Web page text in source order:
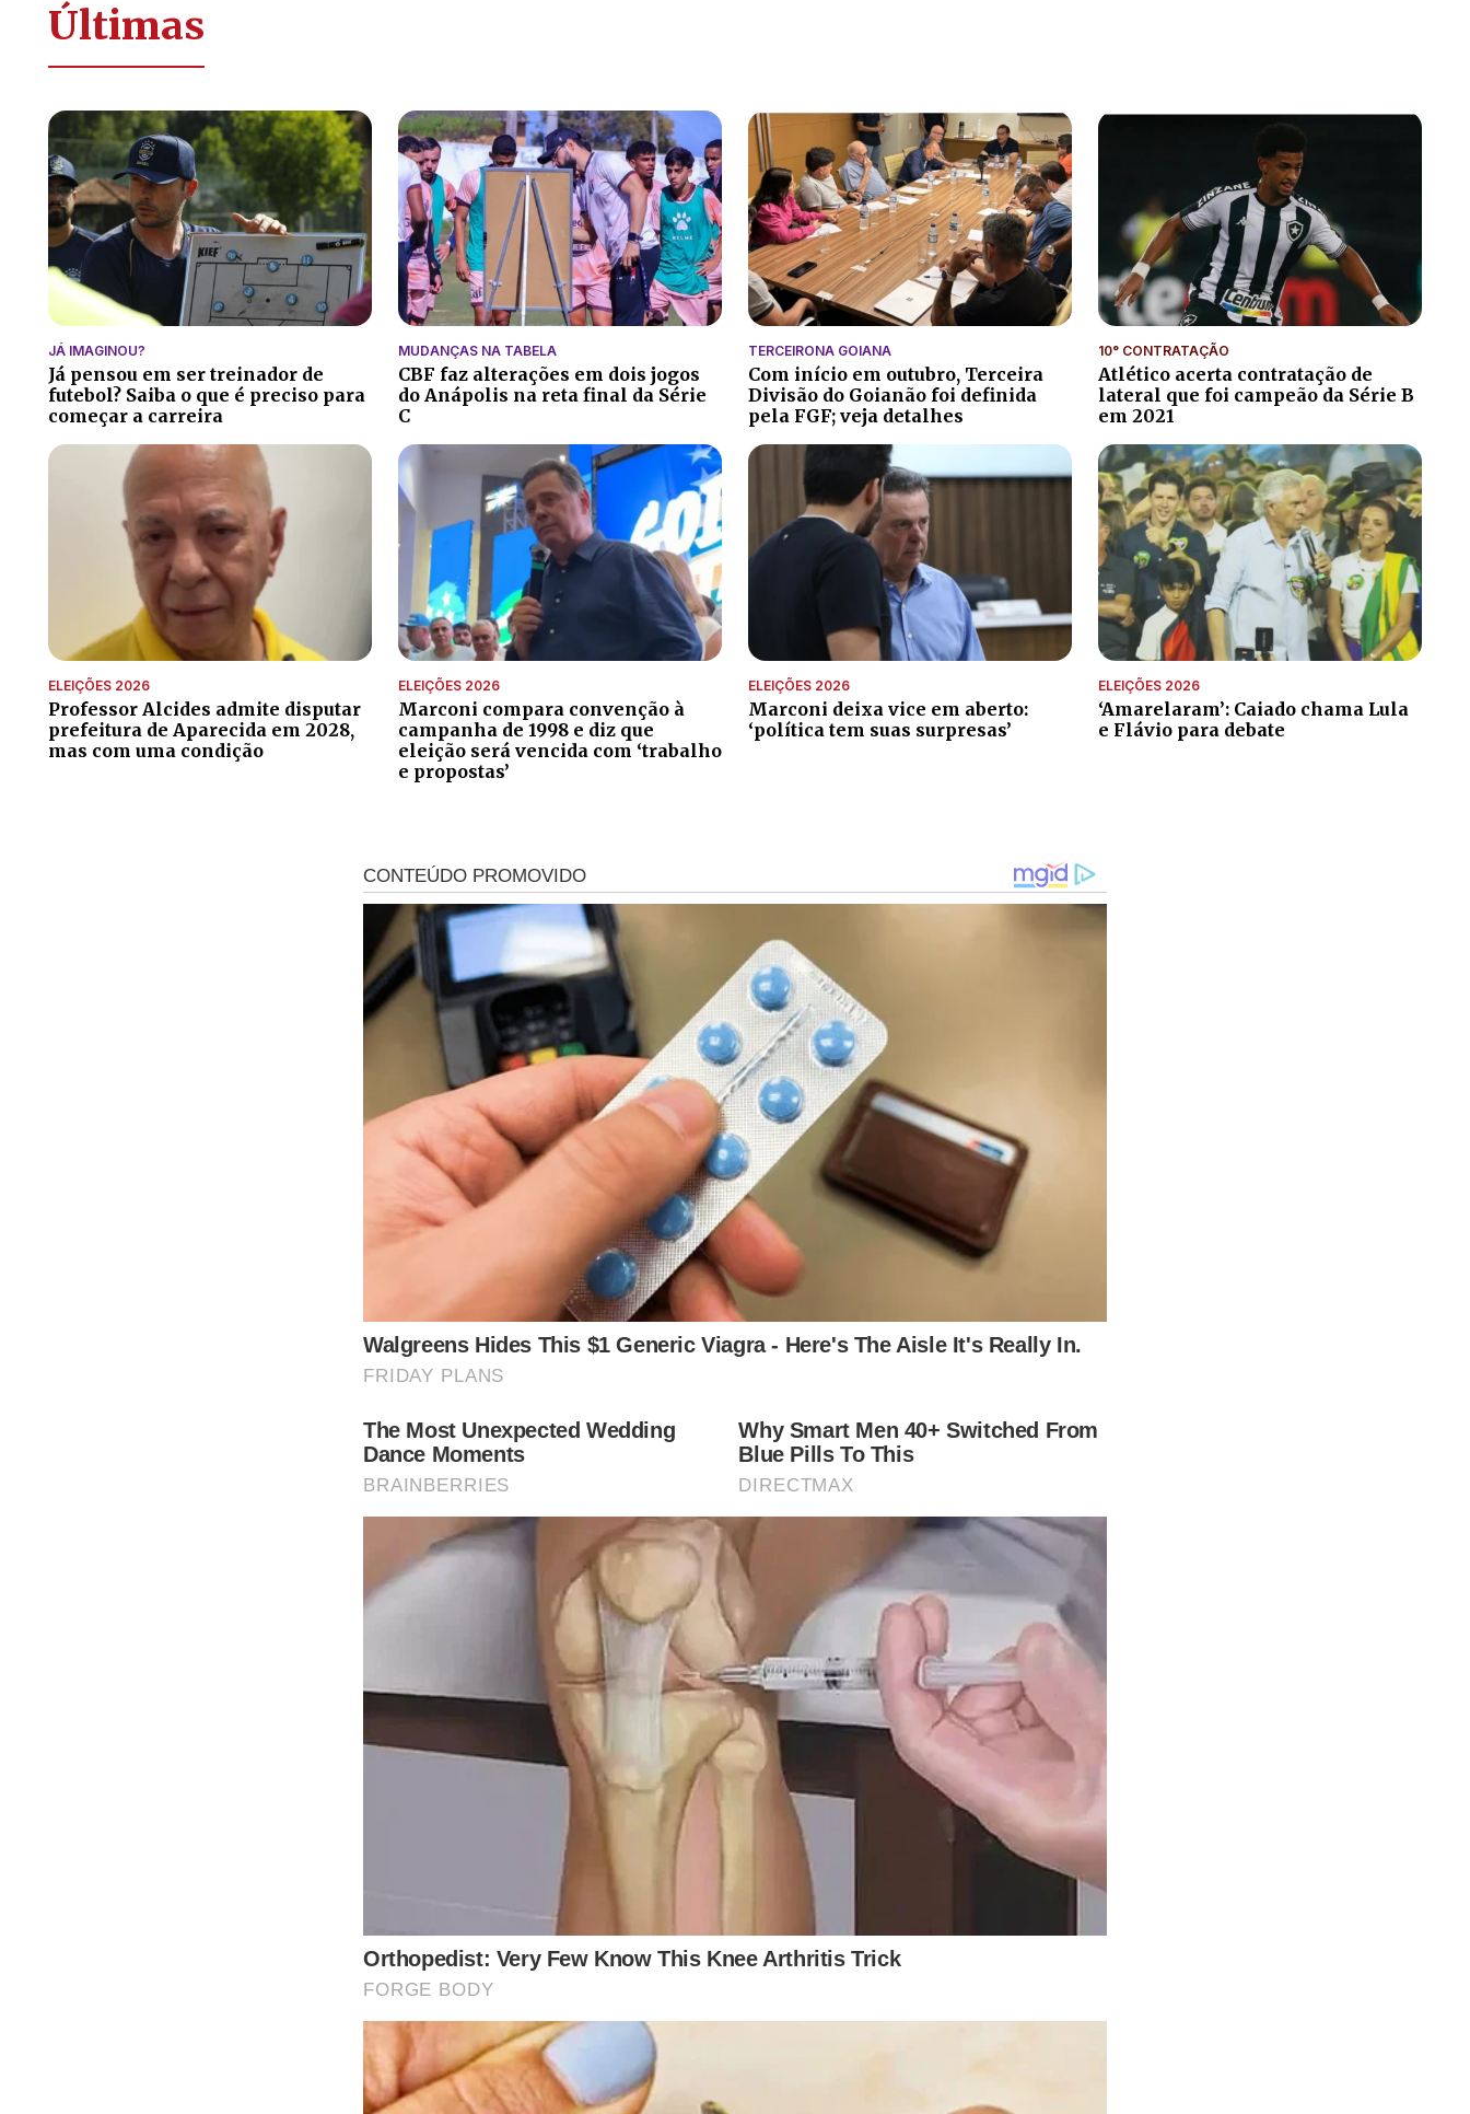
Últimas
JÁ IMAGINOU?
Já pensou em ser treinador de
futebol? Saiba o que é preciso para
começar a carreira
MUDANÇAS NA TABELA
CBF faz alterações em dois jogos
do Anápolis na reta final da Série
C
TERCEIRONA GOIANA
Com início em outubro, Terceira
Divisão do Goianão foi definida
pela FGF; veja detalhes
10° CONTRATAÇÃO
Atlético acerta contratação de
lateral que foi campeão da Série B
em 2021
ELEIÇÕES 2026
Professor Alcides admite disputar
prefeitura de Aparecida em 2028,
mas com uma condição
ELEIÇÕES 2026
Marconi compara convenção à
campanha de 1998 e diz que
eleição será vencida com ‘trabalho
e propostas’
ELEIÇÕES 2026
Marconi deixa vice em aberto:
‘política tem suas surpresas’
ELEIÇÕES 2026
‘Amarelaram’: Caiado chama Lula
e Flávio para debate